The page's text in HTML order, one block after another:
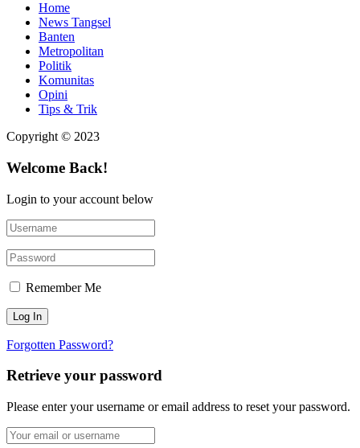
Home
News Tangsel
Banten
Metropolitan
Politik
Komunitas
Opini
Tips & Trik
Copyright © 2023
Welcome Back!
Login to your account below
Remember Me
Forgotten Password?
Retrieve your password
Please enter your username or email address to reset your password.